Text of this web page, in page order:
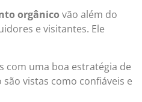
orgânico vão além do
e visitantes. Ele
com uma boa estratégia de
vistas como confiáveis e